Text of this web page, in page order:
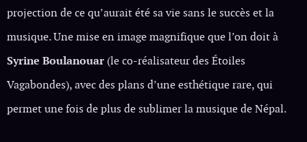
projection de ce qu’aurait été sa vie sans le succès et la
musique. Une mise en image magnifique que l’on doit à
Syrine Boulanouar (le co-réalisateur des Étoiles
Vagabondes), avec des plans d’une esthétique rare, qui
permet une fois de plus de sublimer la musique de Népal.